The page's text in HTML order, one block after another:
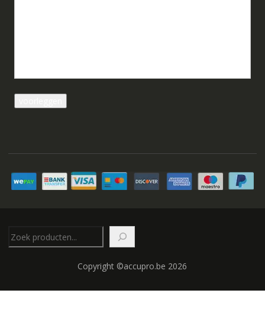
Copyright ©accupro.be 2026